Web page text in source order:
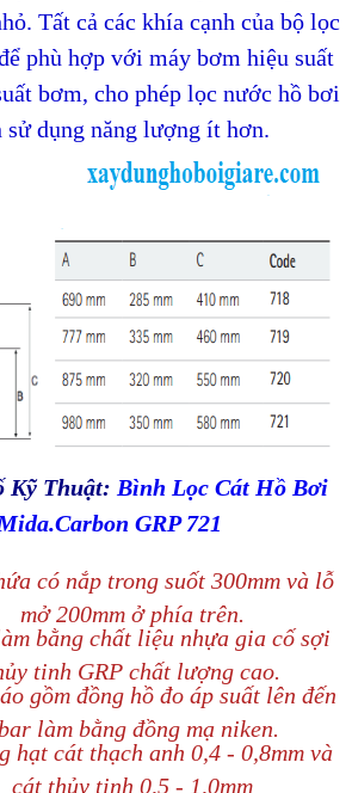
Tất cả các khía cạnh của bộ lọc
phù hợp với máy bơm hiệu suất
bơm, cho phép lọc nước hồ bơi
sử dụng năng lượng ít hơn.
Kỹ Thuật: Bình Lọc Cát Hồ Bơi
GRP 721
có nắp trong suốt 300mm và lỗ
mở 200mm ở phía trên.
bằng chất liệu nhựa gia cố sợi
tinh GRP chất lượng cao.
gồm đồng hồ đo áp suất lên đến
làm bằng đồng mạ niken.
hạt cát thạch anh 0,4 - 0,8mm và
cát thủy tinh 0,5 - 1,0mm